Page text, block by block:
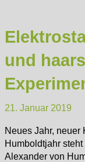
und
21. Januar 2019
Neues Jahr, neuer
Humboldtjahr
Alexander von